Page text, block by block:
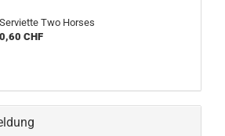
Serviette Two Horses
0,60 CHF